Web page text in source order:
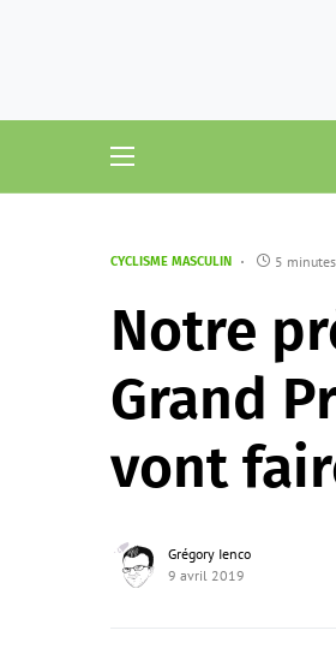
CYCLISME MASCULIN 5
Notre
Grand
vont
Grégory Ienco
9 avril 2019